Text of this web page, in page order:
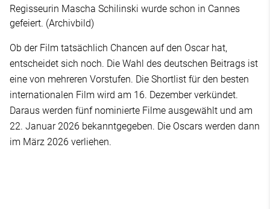
Regisseurin Mascha Schilinski wurde schon in Cannes
gefeiert. (Archivbild)
Ob der Film tatsächlich Chancen auf den Oscar hat,
entscheidet sich noch. Die Wahl des deutschen Beitrags ist
eine von mehreren Vorstufen. Die Shortlist für den besten
internationalen Film wird am 16. Dezember verkündet.
Daraus werden fünf nominierte Filme ausgewählt und am
22. Januar 2026 bekanntgegeben. Die Oscars werden dann
im März 2026 verliehen.